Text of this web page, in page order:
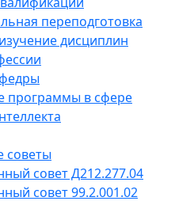
переподготовка
дисциплин
программы в сфере
советы
совет Д212.277.04
совет 99.2.001.02